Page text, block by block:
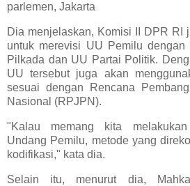
parlemen, Jakarta
Dia menjelaskan, Komisi II DPR RI
untuk merevisi UU Pemilu dengan
Pilkada dan UU Partai Politik.
UU tersebut juga akan
sesuai dengan Rencana
Nasional (RPJPN).
"Kalau memang kita
Undang Pemilu, metode yang
kodifikasi," kata dia.
Selain itu, menurut dia,